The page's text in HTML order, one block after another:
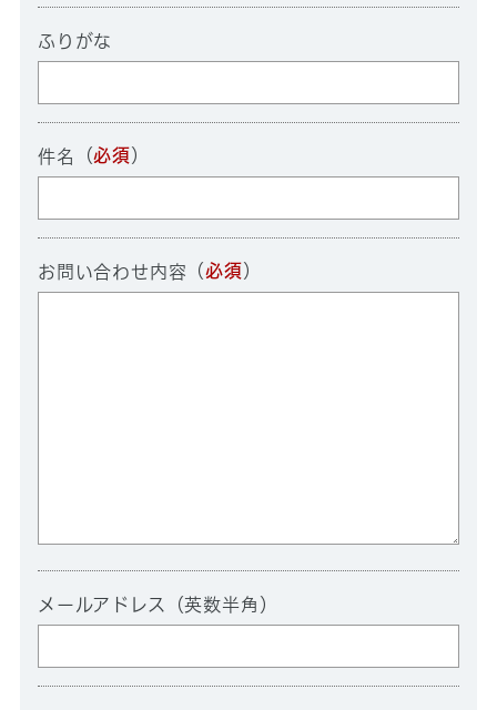
ふりがな
件名 （必須 ）
お問い合わせ内容 （必須 ）
メールアドレス（英数半角）